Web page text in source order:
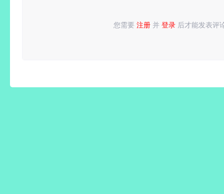
您需要 注册 并 登录 后才能发表评
请登录或 注册后再发表评论！